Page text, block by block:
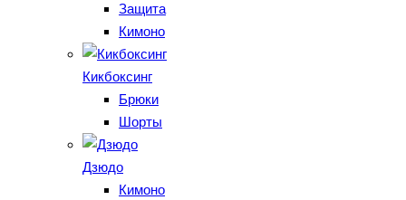
Защита
Кимоно
Кикбоксинг
Брюки
Шорты
Дзюдо
Кимоно